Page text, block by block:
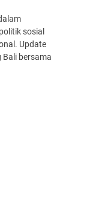
sosial
Update
bersama